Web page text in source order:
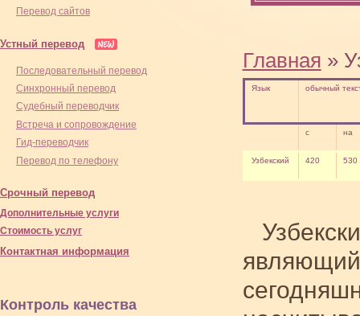
Перевод сайтов
Устный перевод
Последовательный перевод
Синхронный перевод
Cудебный переводчик
Встреча и сопровождение
Гид-переводчик
Перевод по телефону
Срочный перевод
Дополнительные услуги
Стоимость услуг
Контактная информация
Контроль качества
Главная »
Язык обычный
с на
Узбекский 420 530